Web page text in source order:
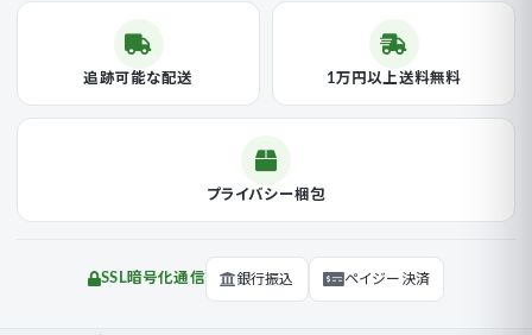
追跡可能な配送 1万円以上送料無料
プライバシー梱包
SSL暗号化通信 銀行振込 ペイジー決済